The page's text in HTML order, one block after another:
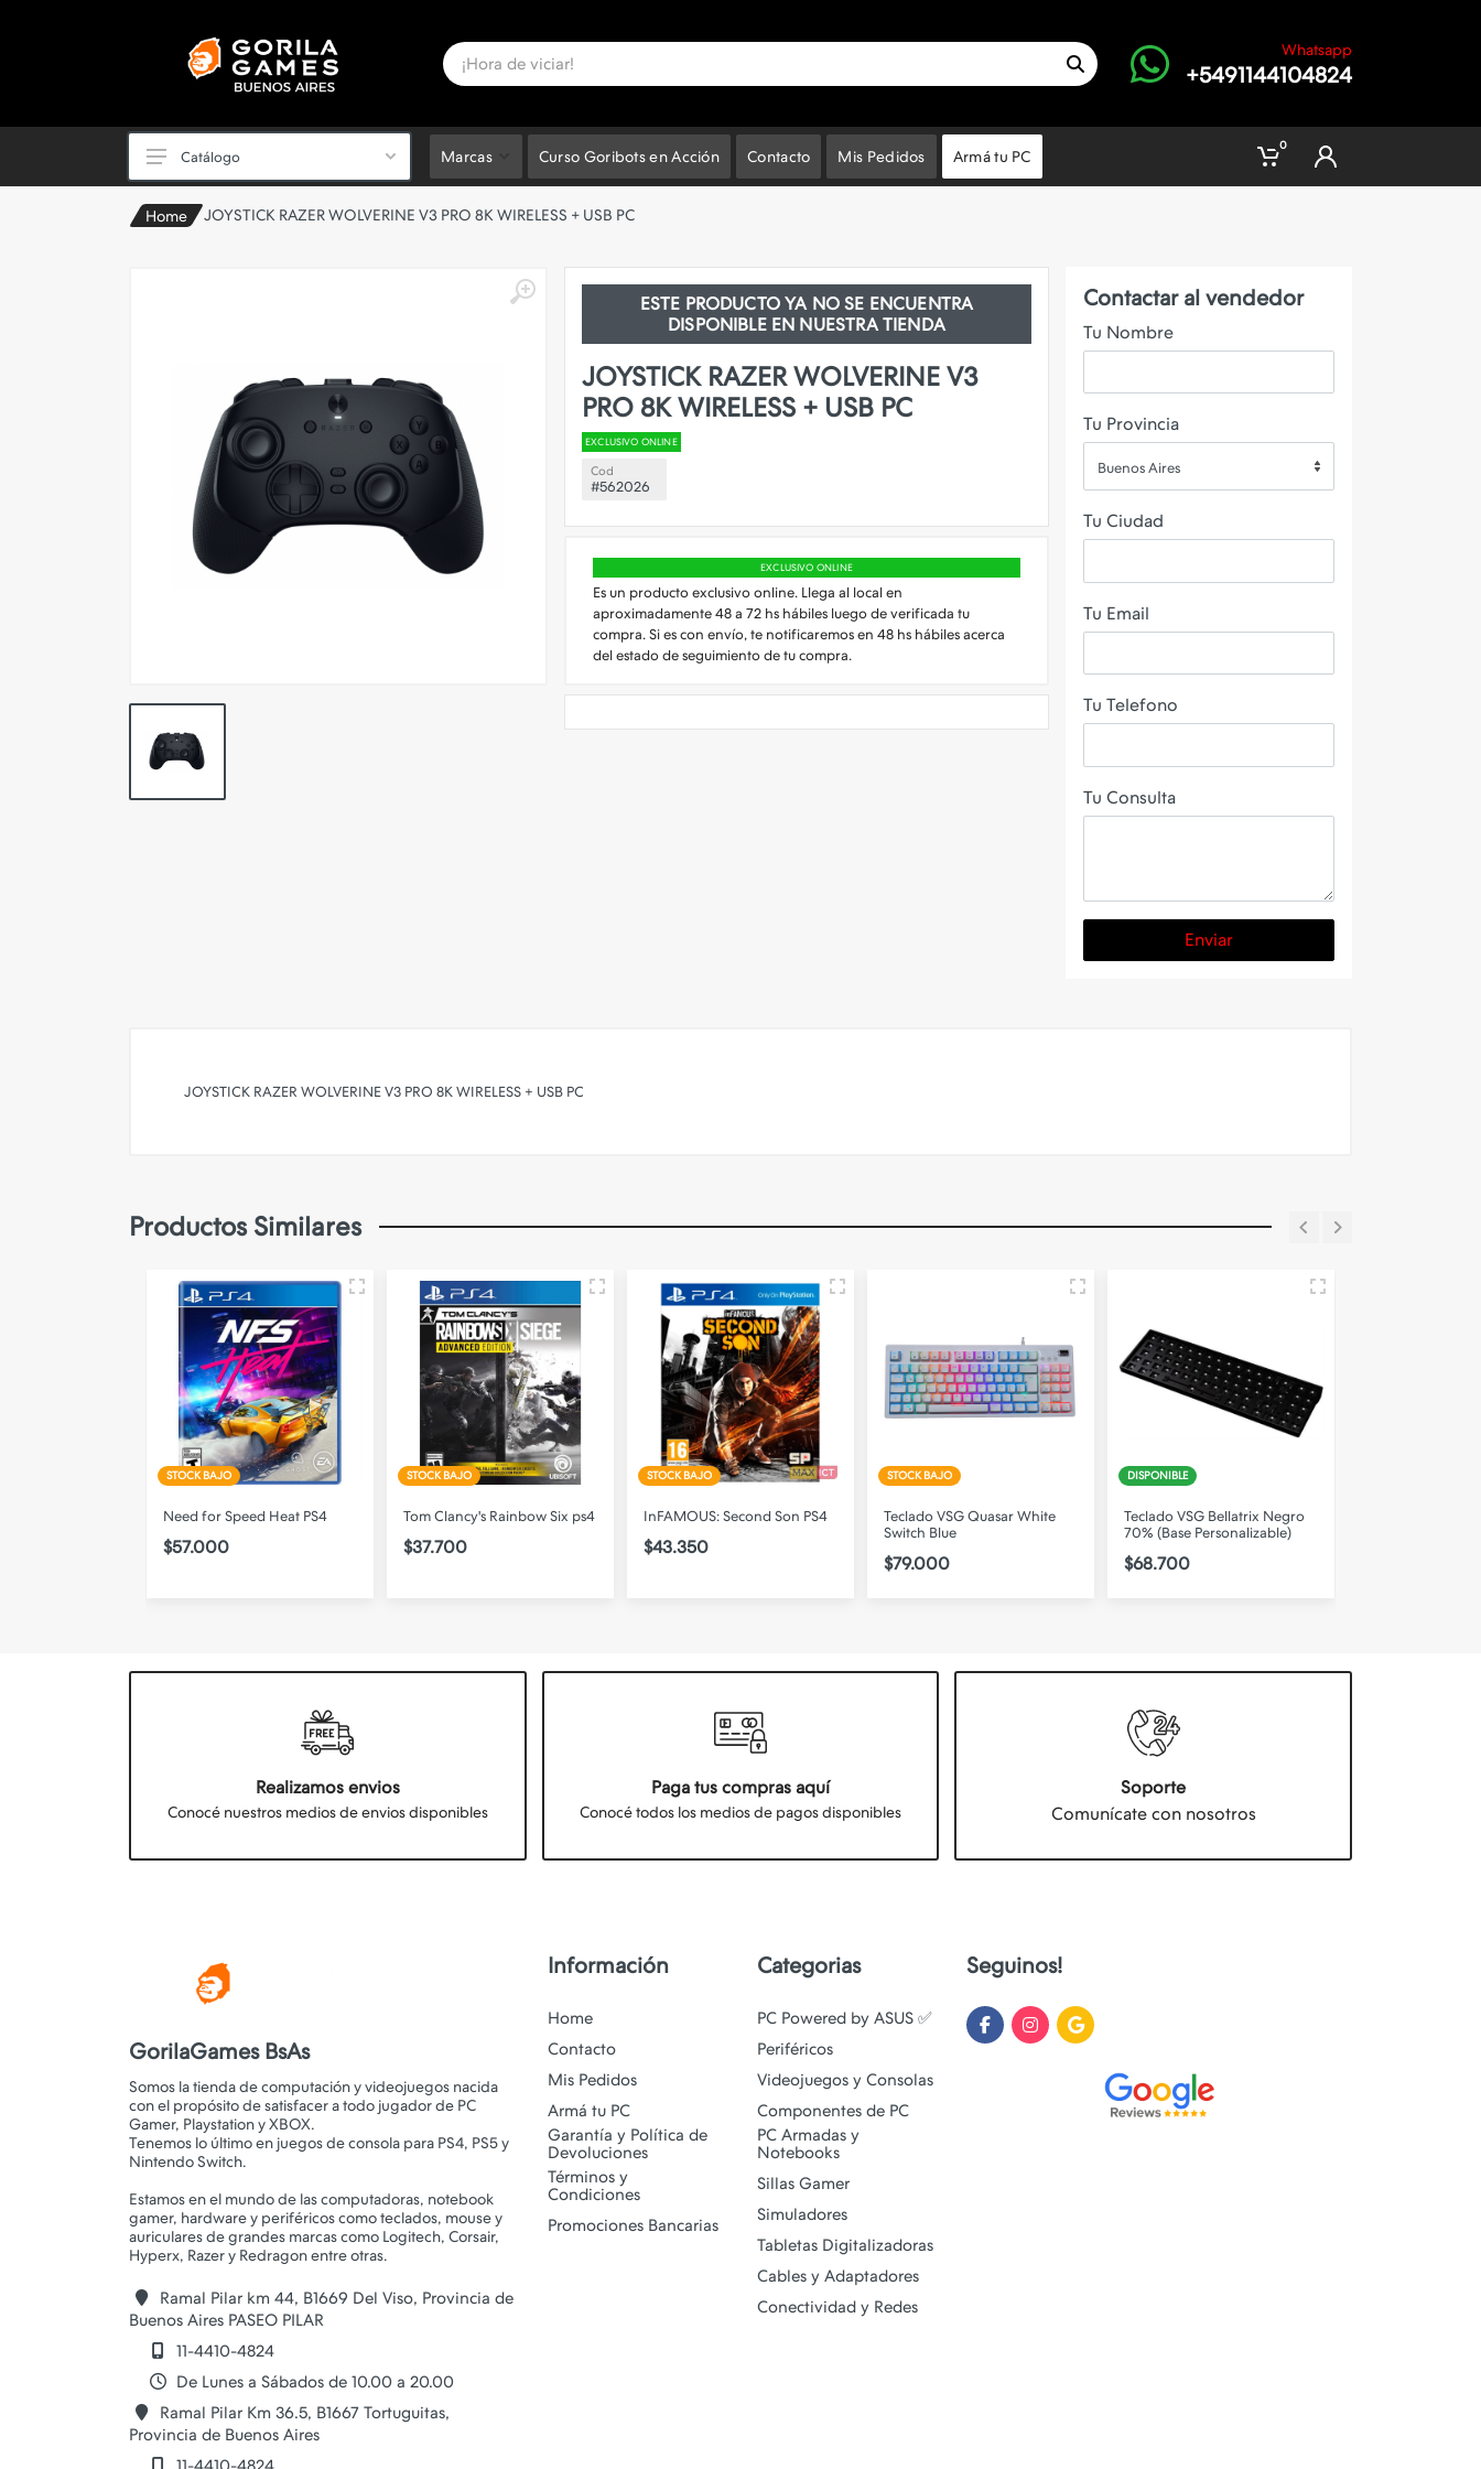
Whatsapp
+5491144104824
Componentes de PC
PC Armadas y Notebooks
Sillas Gamer
Simuladores
Tabletas Digitalizadoras
Outlet
Catálogo Marcas Curso Goribots en Acción Contacto Mis Pedidos Armá tu PC
0
Home JOYSTICK RAZER WOLVERINE V3 PRO 8K WIRELESS + USB PC
ESTE PRODUCTO YA NO SE ENCUENTRA
DISPONIBLE EN NUESTRA TIENDA
JOYSTICK RAZER WOLVERINE V3
PRO 8K WIRELESS + USB PC
EXCLUSIVO ONLINE
Cod
#562026
EXCLUSIVO ONLINE
Es un producto exclusivo online. Llega al local en
aproximadamente 48 a 72 hs hábiles luego de verificada tu
compra. Si es con envío, te notificaremos en 48 hs hábiles acerca
del estado de seguimiento de tu compra.
Contactar al vendedor
Tu Nombre
Tu Provincia
Buenos Aires
Tu Ciudad
Tu Email
Tu Telefono
Tu Consulta
Enviar
JOYSTICK RAZER WOLVERINE V3 PRO 8K WIRELESS + USB PC
Productos Similares
STOCK BAJO
Need for Speed Heat PS4
$57.000
STOCK BAJO
Tom Clancy's Rainbow Six ps4
$37.700
STOCK BAJO
InFAMOUS: Second Son PS4
$43.350
STOCK BAJO
Teclado VSG Quasar White
Switch Blue
$79.000
DISPONIBLE
Teclado VSG Bellatrix Negro
70% (Base Personalizable)
$68.700
Realizamos envios
Conocé nuestros medios de envios disponibles
Paga tus compras aquí
Conocé todos los medios de pagos disponibles
Soporte
Comunícate con nosotros
GorilaGames BsAs
Somos la tienda de computación y videojuegos nacida
con el propósito de satisfacer a todo jugador de PC
Gamer, Playstation y XBOX.
Tenemos lo último en juegos de consola para PS4, PS5 y
Nintendo Switch.
Estamos en el mundo de las computadoras, notebook
gamer, hardware y periféricos como teclados, mouse y
auriculares de grandes marcas como Logitech, Corsair,
Ramal Pilar km 44, B1669 Del Viso, Provincia de
Buenos Aires PASEO PILAR
11-4410-4824
De Lunes a Sábados de 10.00 a 20.00
Ramal Pilar Km 36.5, B1667 Tortuguitas,
Provincia de Buenos Aires
Información
Home
Contacto
Mis Pedidos
Armá tu PC
Garantía y Política de
Devoluciones
Términos y
Condiciones
Promociones Bancarias
Categorias
PC Powered by ASUS ✅
Periféricos
Videojuegos y Consolas
Componentes de PC
PC Armadas y
Notebooks
Sillas Gamer
Simuladores
Tabletas Digitalizadoras
Cables y Adaptadores
Conectividad y Redes
Seguinos!